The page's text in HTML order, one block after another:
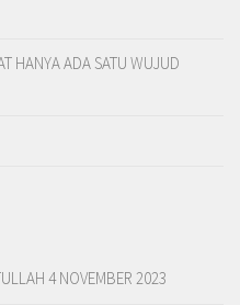
HANYA ADA SATU WUJUD
4 NOVEMBER 2023